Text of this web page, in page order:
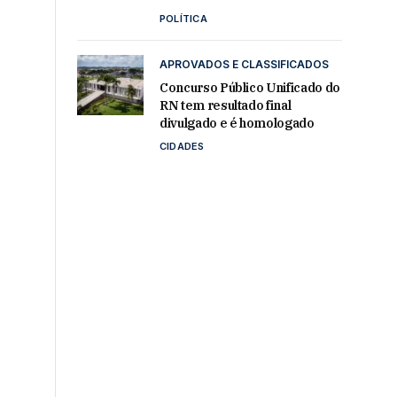
POLÍTICA
APROVADOS E CLASSIFICADOS
Concurso Público Unificado do
RN tem resultado final
divulgado e é homologado
CIDADES